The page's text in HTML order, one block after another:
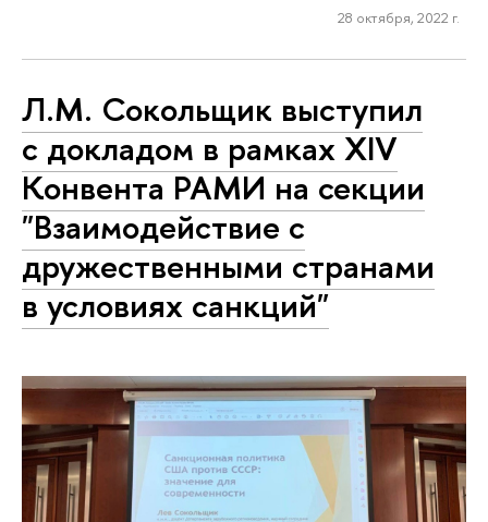
28 октября, 2022 г.
Л.М. Сокольщик выступил
с докладом в рамках XIV
Конвента РАМИ на секции
"Взаимодействие с
дружественными странами
в условиях санкций"